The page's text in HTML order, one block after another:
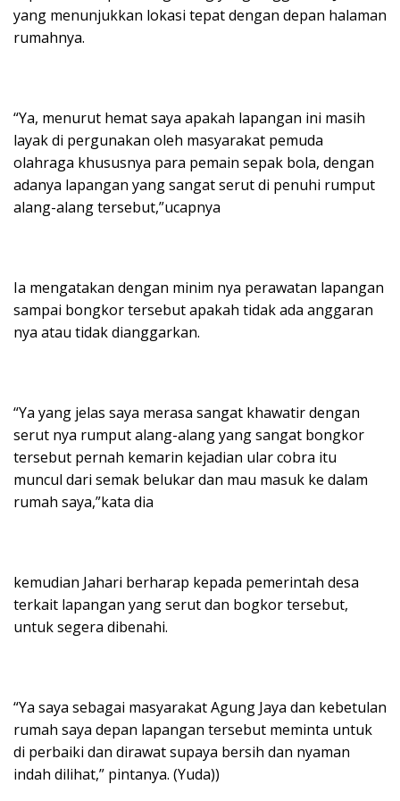
yang menunjukkan lokasi tepat dengan depan halaman
rumahnya.
“Ya, menurut hemat saya apakah lapangan ini masih
layak di pergunakan oleh masyarakat pemuda
olahraga khususnya para pemain sepak bola, dengan
adanya lapangan yang sangat serut di penuhi rumput
alang-alang tersebut,”ucapnya
Ia mengatakan dengan minim nya perawatan lapangan
sampai bongkor tersebut apakah tidak ada anggaran
nya atau tidak dianggarkan.
“Ya yang jelas saya merasa sangat khawatir dengan
serut nya rumput alang-alang yang sangat bongkor
tersebut pernah kemarin kejadian ular cobra itu
muncul dari semak belukar dan mau masuk ke dalam
rumah saya,”kata dia
kemudian Jahari berharap kepada pemerintah desa
terkait lapangan yang serut dan bogkor tersebut,
untuk segera dibenahi.
“Ya saya sebagai masyarakat Agung Jaya dan kebetulan
rumah saya depan lapangan tersebut meminta untuk
di perbaiki dan dirawat supaya bersih dan nyaman
indah dilihat,” pintanya. (Yuda))